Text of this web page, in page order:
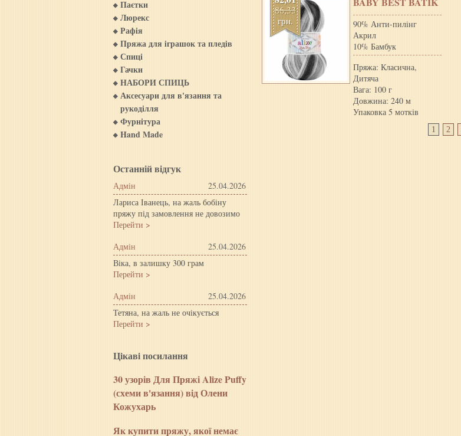
Паєтки
Люрекс
Рафія
Пряжа для iграшок та пледiв
Спиці
Гачки
НАБОРИ СПИЦЬ
Аксесуари для в'язання та
рукоділля
Фурнітура
Hand Made
Останній відгук
Адмін
25.04.2026
Лариса Іванець, на жаль бобіну
пряжу під замовлення не довозимо
Перейти >
Адмін
25.04.2026
Віка, в залишку 300 грам
Перейти >
Адмін
25.04.2026
Тетяна, на жаль не очікується
Перейти >
Цiкавi посилання
30 узорів Для Пряжі Alize Puffy
(схеми в'язання) від Олени
Кожухарь
Як купити пряжу, якої немає
86,33
грн.
90% Анти-пилiнг
Акрил
10% Бамбук
Пряжа: Класична,
Дитяча
Вага: 100 г
Довжина: 240 м
Упаковка 5 мотків
1 2